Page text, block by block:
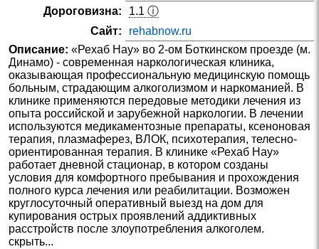
Дороговизна:
1.1 ⓘ
Сайт:
rehabnow.ru
Описание: «Рехаб Нау» во 2-ом Боткинском проезде (м.
Динамо) - современная наркологическая клиника,
оказывающая профессиональную медицинскую помощь
больным, страдающим алкоголизмом и наркоманией. В
клинике применяются передовые методики лечения из
опыта российской и зарубежной наркологии. В лечении
используются медикаментозные препараты, ксеноновая
терапия, плазмаферез, ВЛОК, психотерапия, телесно-
ориентированная терапия. В клинике «Рехаб Нау»
работает дневной стационар, в котором созданы
условия для комфортного пребывания и прохождения
полного курса лечения или реабилитации. Возможен
круглосуточный оперативный выезд на дом для
купирования острых проявлений аддиктивных
расстройств после злоупотребления алкоголем.
скрыть...